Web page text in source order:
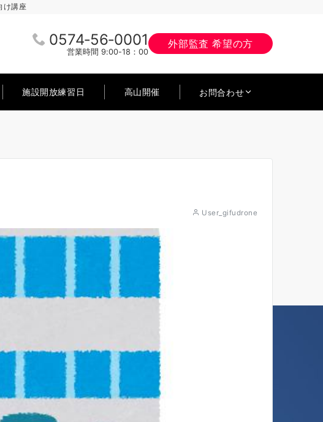
け講座
0574‐56‐0001
営業時間 9:00-18：00
外部監査 希望の方
施設開放練習日 高山開催 お問合わせ
User_gifudrone